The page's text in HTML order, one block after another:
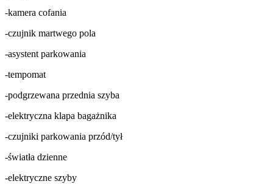
-kamera cofania
-czujnik martwego pola
-asystent parkowania
-tempomat
-podgrzewana przednia szyba
-elektryczna klapa bagażnika
-czujniki parkowania przód/tył
-światła dzienne
-elektryczne szyby